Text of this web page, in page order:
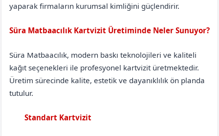
yaparak firmaların kurumsal kimliğini güçlendirir.
Süra Matbaacılık Kartvizit Üretiminde Neler Sunuyor?
Süra Matbaacılık, modern baskı teknolojileri ve kaliteli
kağıt seçenekleri ile profesyonel kartvizit üretmektedir.
Üretim sürecinde kalite, estetik ve dayanıklılık ön planda
tutulur.
Standart Kartvizit